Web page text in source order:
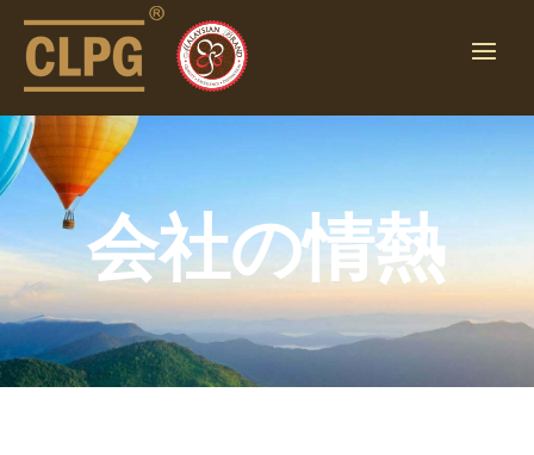
会社の情熱